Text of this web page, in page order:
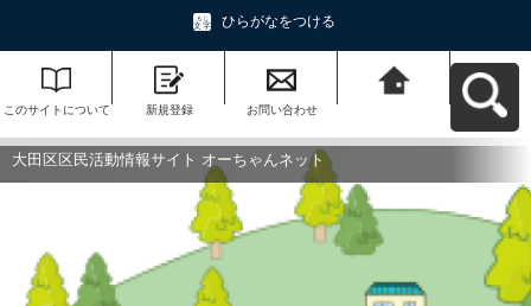
ひらがなをつける
このサイトについて 新規登録 お問い合わせ
ットへ戻る
大田区区民活動情報サイト オーちゃんネット